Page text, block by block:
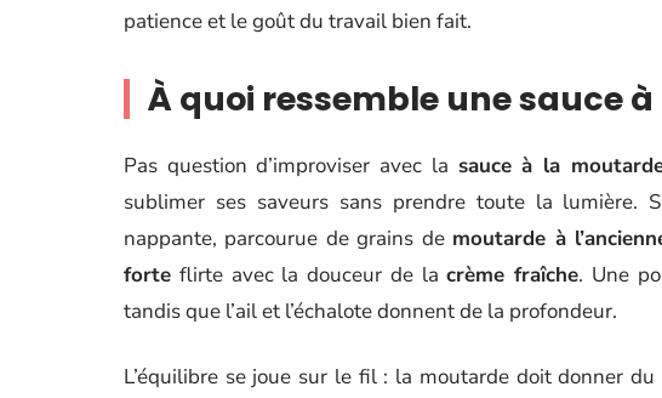
patience et le goût du travail bien fait.
À quoi ressemble une sauce
Pas question d’improviser avec la sauce à la
sublimer ses saveurs sans prendre toute la lumière.
nappante, parcourue de grains de moutarde à
forte flirte avec la douceur de lacrème fraîche. Une
tandis que l’ail et l’échalote donnent de la profondeur.
L’équilibre se joue sur le fil : la moutarde doit donner